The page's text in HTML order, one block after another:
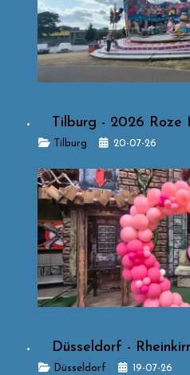
Tilburg - 2026 Roze
Details
Tilburg 20-07-26
Düsseldorf -
DetailsDüsseldorf 19-07-26